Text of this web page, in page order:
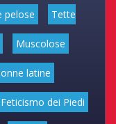
pelose Tette
Muscolose
latine
Feticismo dei Piedi